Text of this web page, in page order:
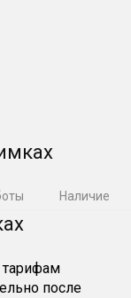
Наличие
тарифам
после